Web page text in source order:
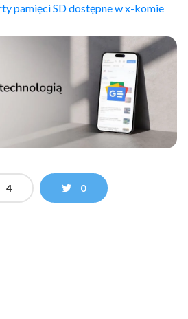
pamięci SD dostępne w x-komie
4 0